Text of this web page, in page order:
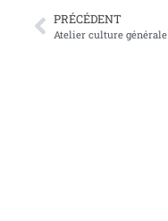
PRÉCÉDENT
Atelier culture générale